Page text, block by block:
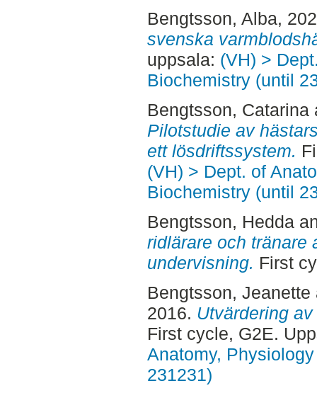
Bengtsson, Alba,
svenska
uppsala: (VH) >
Biochemistry (until
Bengtsson, Catarina
Pilotstudie av
ett lösdriftssystem.
(VH) > Dept. of
Biochemistry (until
Bengtsson, Hedda
ridlärare och tränare
undervisning. First
Bengtsson, Jeanette
2016. Utvärdering
First cycle, G2E.
Anatomy,
231231)